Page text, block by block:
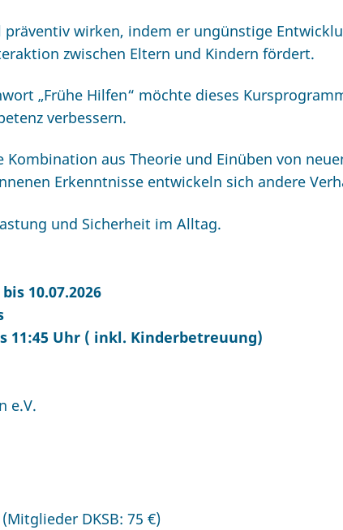
präventiv wirken, indem er ungünstige
zwischen Eltern und Kindern fördert.
„Frühe Hilfen“ möchte dieses
verbessern.
Kombination aus Theorie und Einüben von
Erkenntnisse entwickeln sich andere
und Sicherheit im Alltag.
10.07.2026
11:45 Uhr ( inkl. Kinderbetreuung)
e.V.
DKSB: 75 €)